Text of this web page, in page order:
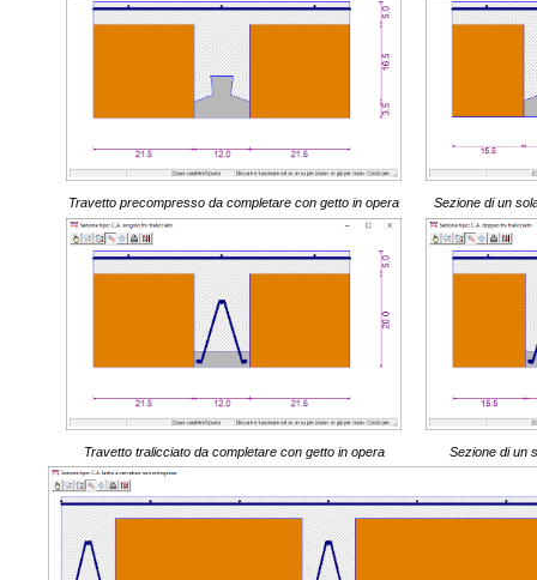
Travetto precompresso da completare con getto in opera Sezione di un
Travetto tralicciato da completare con getto in opera Sezione di un